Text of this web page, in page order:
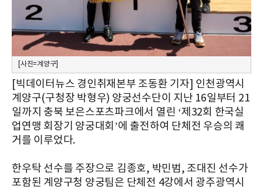
[사진=계양구]
[빅데이터뉴스 경인취재본부 조동환 기자] 인천광역시
계양구(구청장 박형우) 양궁선수단이 지난 16일부터 21
일까지 충북 보은스포츠파크에서 열린 ‘제32회 한국실
업연맹 회장기 양궁대회’에 출전하여 단체전 우승의 쾌
거를 이루었다.
한우탁 선수를 주장으로 김종호, 박민범, 조대진 선수가
포함된 계양구청 양궁팀은 단체전 4강에서 광주광역시